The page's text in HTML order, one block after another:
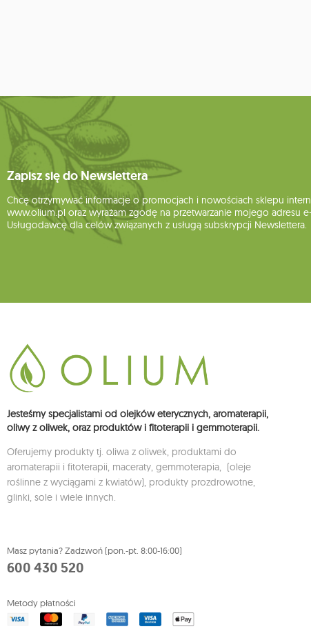
Zapisz się do Newslettera
Chcę otrzymywać informacje o promocjach i nowościach sklepu
www.olium.pl oraz wyrażam zgodę na przetwarzanie mojego adresu
Usługodawcę dla celów związanych z usługą subskrypcji Newslettera.
Jesteśmy specjalistami od olejków eterycznych, aromaterapii,
oliwy z oliwek, oraz produktów i fitoterapii i gemmoterapii.
Oferujemy produkty tj. oliwa z oliwek, produktami do
aromaterapii i fitoterapii, maceraty, gemmoterapia, (oleje
roślinne z wyciągami z kwiatów), produkty prozdrowotne,
glinki, sole i wiele innych.
Masz pytania? Zadzwoń (pon.-pt. 8:00-16:00)
600 430 520
Metody płatności